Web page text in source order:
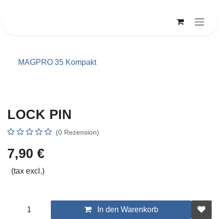
MAGPRO 35 Kompakt
LOCK PIN
(0 Rezension)
7,90€
(tax excl.)
In den Warenkorb